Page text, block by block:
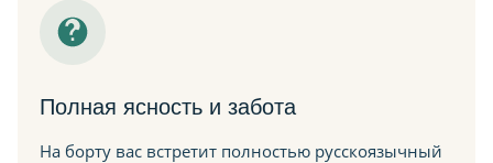
Полная ясность и забота
На борту вас встретит полностью русскоязычный